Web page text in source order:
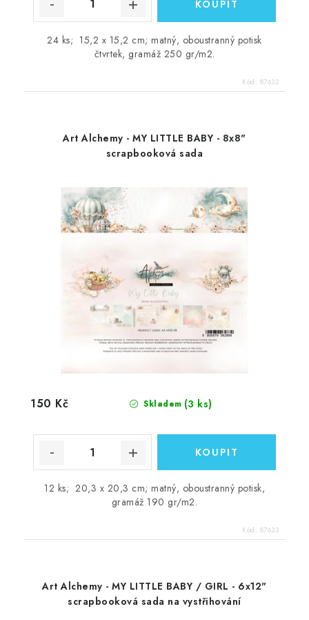
24 ks; 15,2 x 15,2 cm; matný, oboustranný potisk
čtvrtek, gramáž 250 gr/m2.
Kód: 87632
Art Alchemy - MY LITTLE BABY - 8x8"
scrapbooková sada
Skladem (3 ks)
150 Kč
12 ks; 20,3 x 20,3 cm; matný, oboustranný potisk,
gramáž 190 gr/m2.
Kód: 87633
Art Alchemy - MY LITTLE BABY / GIRL - 6x12"
scrapbooková sada na vystřihování